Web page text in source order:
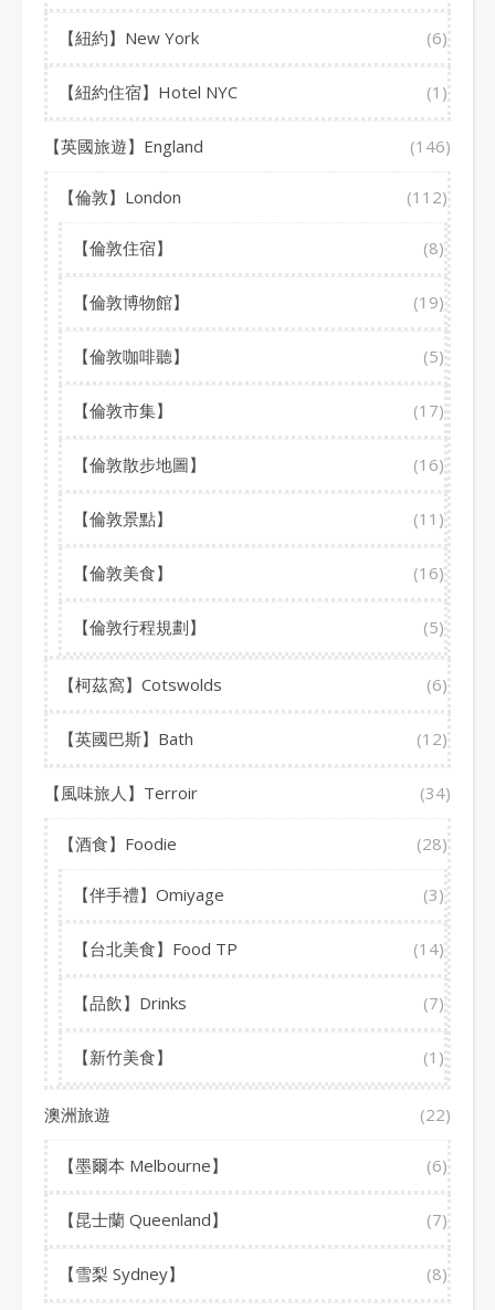
【紐約】New York (6)
【紐約住宿】Hotel NYC (1)
【英國旅遊】England (146)
【倫敦】London (112)
【倫敦住宿】 (8)
【倫敦博物館】 (19)
【倫敦咖啡聽】 (5)
【倫敦市集】 (17)
【倫敦散步地圖】 (16)
【倫敦景點】 (11)
【倫敦美食】 (16)
【倫敦行程規劃】 (5)
【柯茲窩】Cotswolds (6)
【英國巴斯】Bath (12)
【風味旅人】Terroir (34)
【酒食】Foodie (28)
【伴手禮】Omiyage (3)
【台北美食】Food TP (14)
【品飲】Drinks (7)
【新竹美食】 (1)
澳洲旅遊 (22)
【墨爾本 Melbourne】 (6)
【昆士蘭 Queenland】 (7)
【雪梨 Sydney】 (8)